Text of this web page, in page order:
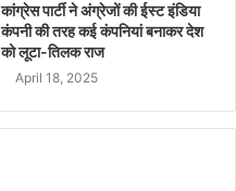
कांग्रेस पार्टी ने अंग्रेजों की ईस्ट इंडिया
कंपनी की तरह कई कंपनियां बनाकर देश
को लूटा-तिलक राज
April 18, 2025